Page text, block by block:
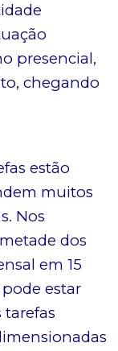
presencial,
chegando
estão
muitos
Nos
dos
em 15
estar